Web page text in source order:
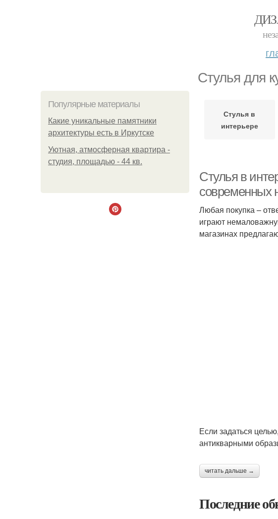
Стулья для
Популярные материалы
Какие уникальные памятники
архитектуры есть в Иркутске
Уютная, атмосферная квартира -
студия, площадью - 44 кв.
Стулья в
интерьере
Стулья в
современных
Любая покупка –
играют
магазинах
Если задаться
антикварными
читать дальше →
Последние